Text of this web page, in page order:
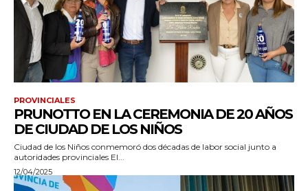
PROVINCIALES
PRUNOTTO EN LA CEREMONIA DE 20 AÑOS
DE CIUDAD DE LOS NIÑOS
Ciudad de los Niños conmemoró dos décadas de labor social junto a
autoridades provinciales El...
12/04/2025